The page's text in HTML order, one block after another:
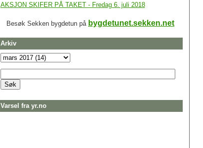
AKSJON SKIFER PÅ TAKET - Fredag 6. juli 2018
Besøk Sekken bygdetun på bygdetunet.sekken.net
Arkiv
Varsel fra yr.no